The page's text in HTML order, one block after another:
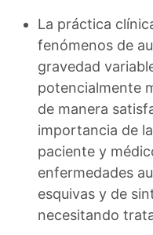
La práctica
fenómenos de
gravedad
potencialmente
de manera
importancia de
paciente y
enfermedades
esquivas y de
necesitando